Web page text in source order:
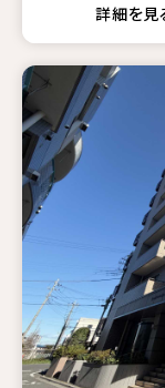
詳細を見